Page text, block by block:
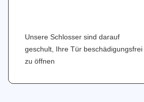
Unsere Schlosser sind darauf
geschult, Ihre Tür beschädigungsfrei
zu öffnen